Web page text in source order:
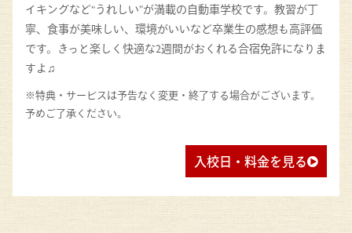
イキングなど“うれしい”が満載の自動車学校です。教習が丁
寧、食事が美味しい、環境がいいなど卒業生の感想も高評価
です。きっと楽しく快適な2週間がおくれる合宿免許になりま
すよ♫
※特典・サービスは予告なく変更・終了する場合がございます。
予めご了承ください。
入校日・料金を見る